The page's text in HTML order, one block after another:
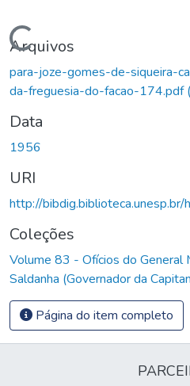
Carregando...
Arquivos
para-joze-gomes-de-siqueira-
da-freguesia-do-facao-174.pdf
Data
1956
URI
http://
Coleções
Volume 83 - Ofícios do General
Saldanha (Governador da
Página do item completo